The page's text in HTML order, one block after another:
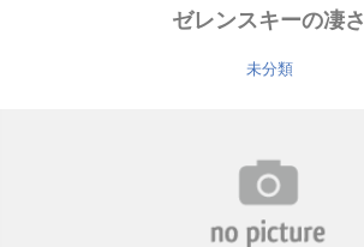
ゼレンスキーの凄さ
未分類